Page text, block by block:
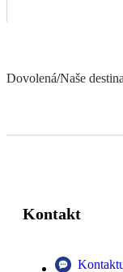
Dovolená/Naše
Kontakt